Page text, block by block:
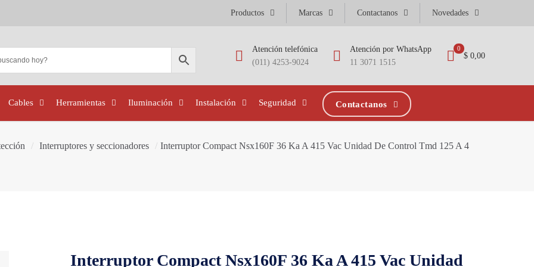
Productos Marcas Contactanos Novedades
Atención telefónica
(011) 4253-9024
Atención por WhatsApp
11 3071 1515
0
$ 0,00
Cables Herramientas Iluminación Instalación Seguridad Contactanos
/ Interruptores y seccionadores / Interruptor Compact Nsx160F 36 Ka A 415 Vac Unidad De Control Tmd 125 A 4
Interruptor Compact Nsx160F 36 Ka A 415 Vac Unidad